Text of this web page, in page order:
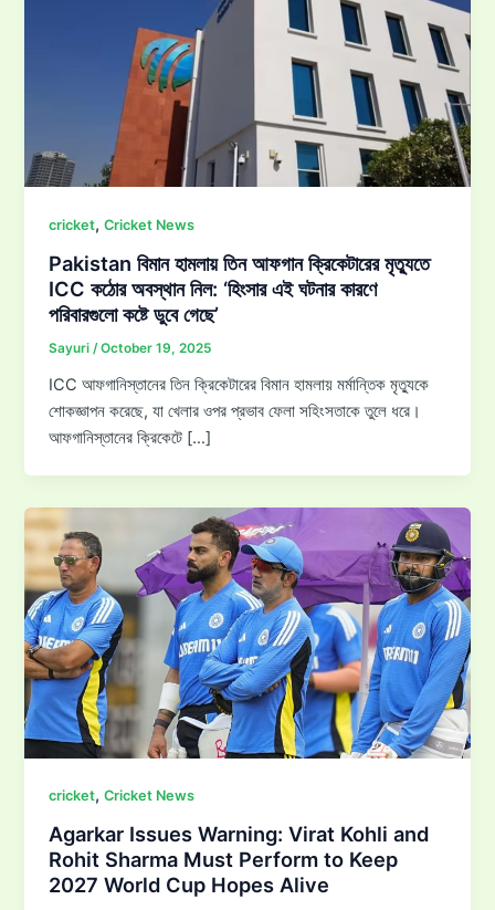
cricket,Cricket News
Pakistan বিমান হামলায় তিন আফগান ক্রিকেটারের মৃত্যুতে
ICC কঠোর অবস্থান নিল: ‘হিংসার এই ঘটনার কারণে
পরিবারগুলো কষ্টে ডুবে গেছে’
Sayuri/October 19, 2025
ICC আফগানিস্তানের তিন ক্রিকেটারের বিমান হামলায় মর্মান্তিক মৃত্যুকে
শোকজ্ঞাপন করেছে, যা খেলার ওপর প্রভাব ফেলা সহিংসতাকে তুলে ধরে।
আফগানিস্তানের ক্রিকেটে […]
cricket,Cricket News
Agarkar Issues Warning: Virat Kohli and
Rohit Sharma Must Perform to Keep
2027 World Cup Hopes Alive